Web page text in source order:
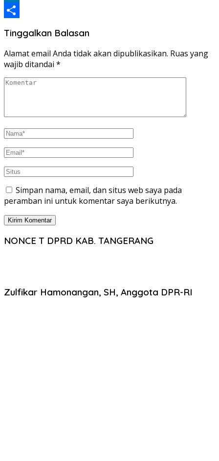
LinkedIn
Tinggalkan Balasan
Alamat email Anda tidak akan dipublikasikan. Ruas yang
wajib ditandai *
Simpan nama, email, dan situs web saya pada
peramban ini untuk komentar saya berikutnya.
NONCE T DPRD KAB. TANGERANG
Zulfikar Hamonangan, SH, Anggota DPR-RI